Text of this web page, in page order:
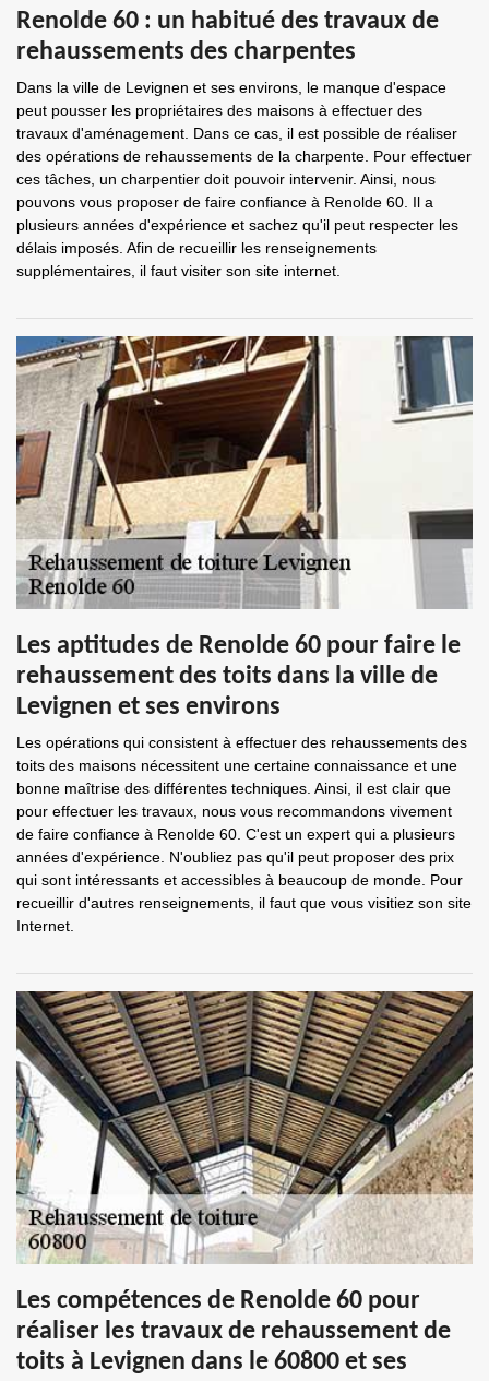
Renolde 60 : un habitué des travaux de
rehaussements des charpentes
Dans la ville de Levignen et ses environs, le manque d'espace
peut pousser les propriétaires des maisons à effectuer des
travaux d'aménagement. Dans ce cas, il est possible de réaliser
des opérations de rehaussements de la charpente. Pour effectuer
ces tâches, un charpentier doit pouvoir intervenir. Ainsi, nous
pouvons vous proposer de faire confiance à Renolde 60. Il a
plusieurs années d'expérience et sachez qu'il peut respecter les
délais imposés. Afin de recueillir les renseignements
supplémentaires, il faut visiter son site internet.
Les aptitudes de Renolde 60 pour faire le
rehaussement des toits dans la ville de
Levignen et ses environs
Les opérations qui consistent à effectuer des rehaussements des
toits des maisons nécessitent une certaine connaissance et une
bonne maîtrise des différentes techniques. Ainsi, il est clair que
pour effectuer les travaux, nous vous recommandons vivement
de faire confiance à Renolde 60. C'est un expert qui a plusieurs
années d'expérience. N'oubliez pas qu'il peut proposer des prix
qui sont intéressants et accessibles à beaucoup de monde. Pour
recueillir d'autres renseignements, il faut que vous visitiez son site
Internet.
Les compétences de Renolde 60 pour
réaliser les travaux de rehaussement de
toits à Levignen dans le 60800 et ses